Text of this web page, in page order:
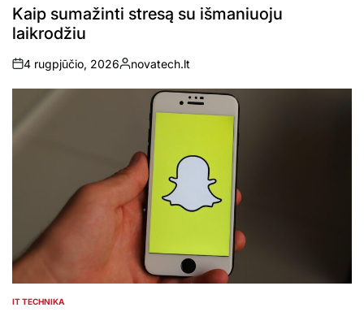
IN
Kaip sumažinti stresą su išmaniuoju
laikrodžiu
on
4 rugpjūčio, 2026
Posted
by
novatech.lt
POSTED
IT TECHNIKA